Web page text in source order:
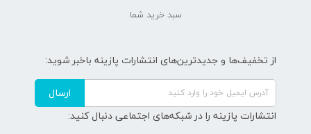
سبد خرید شما
از تخفیف‌ها و جدیدترین‌های انتشارات پازینه باخبر شوید:
ارسال
انتشارات پازینه را در شبکه‌های اجتماعی دنبال کنید: